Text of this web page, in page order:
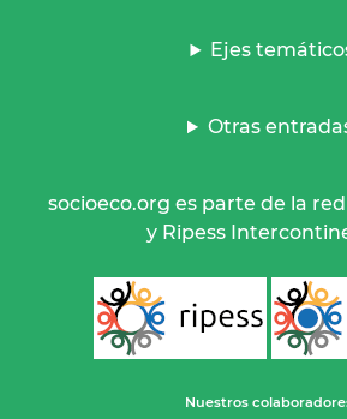
Ejes
Otras
socioeco.org es parte de la
y Ripess
Nuestros